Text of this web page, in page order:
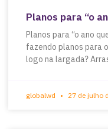
Planos para “o
Planos para “o ano
fazendo planos para
logo na largada?
globalwd 27 de julho